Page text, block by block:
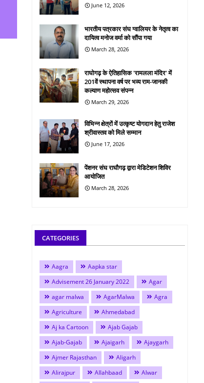
June 12, 2026
भारतीय पत्रकार संघ ग्वालियर के नेतृत्व का
दायित्व मनोज वर्मा को सौंपा गया
March 28, 2026
राघोगढ़ के ऐतिहासिक 'रामलला मंदिर' में
201वें स्थापना वर्ष पर भव्य राम-जानकी
कल्याण महोत्सव संपन्न
March 29, 2026
विभिन्न क्षेत्रों में उत्कृष्ट योगदान हेतु राजेश
श्रीवास्तव को मिले सम्मान
June 17, 2026
पेंशनर संघ राघौगढ़ द्वारा मेडिटेशन शिविर
आयोजित
March 28, 2026
CATEGORIES
Aagra
Aapka star
Advisement 26 January 2022
Agar
agar malwa
AgarMalwa
Agra
Agriculture
Ahmedabad
Aj ka Cartoon
Ajab Gajab
Ajab-Gajab
Ajaigarh
Ajaygarh
Ajmer Rajasthan
Aligarh
Alirajpur
Allahbaad
Alwar